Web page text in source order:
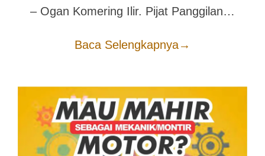
– Ogan Komering Ilir. Pijat Panggilan…
Baca Selengkapnya→